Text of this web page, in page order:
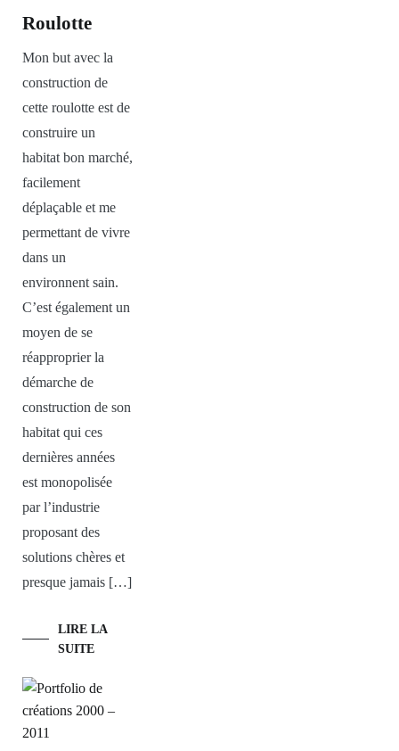
Roulotte
Mon but avec la
construction de
cette roulotte est de
construire un
habitat bon marché,
facilement
déplaçable et me
permettant de vivre
dans un
environnent sain.
C’est également un
moyen de se
réapproprier la
démarche de
construction de son
habitat qui ces
dernières années
est monopolisée
par l’industrie
proposant des
solutions chères et
presque jamais […]
LIRE LA
SUITE